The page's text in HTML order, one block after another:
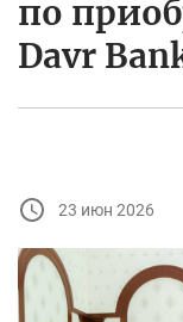
по
Davr
23 июн 2026